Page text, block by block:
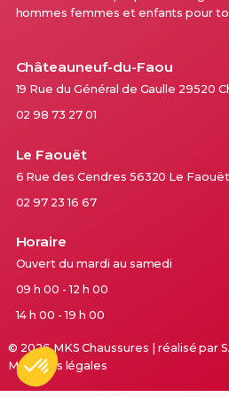
hommes femmes et enfants pour
Châteauneuf-du-Faou
19 Rue du Général de Gaulle 29520
02 98 73 27 01
Le Faouët
6 Rue des Cendres 56320 Le Faouët
02 97 23 16 67
Horaire
Ouvert du mardi au samedi
09 h 00 - 12 h 00
14 h 00 - 19 h 00
© 2026 MKS Chaussures | réalisé par
Mentions légales